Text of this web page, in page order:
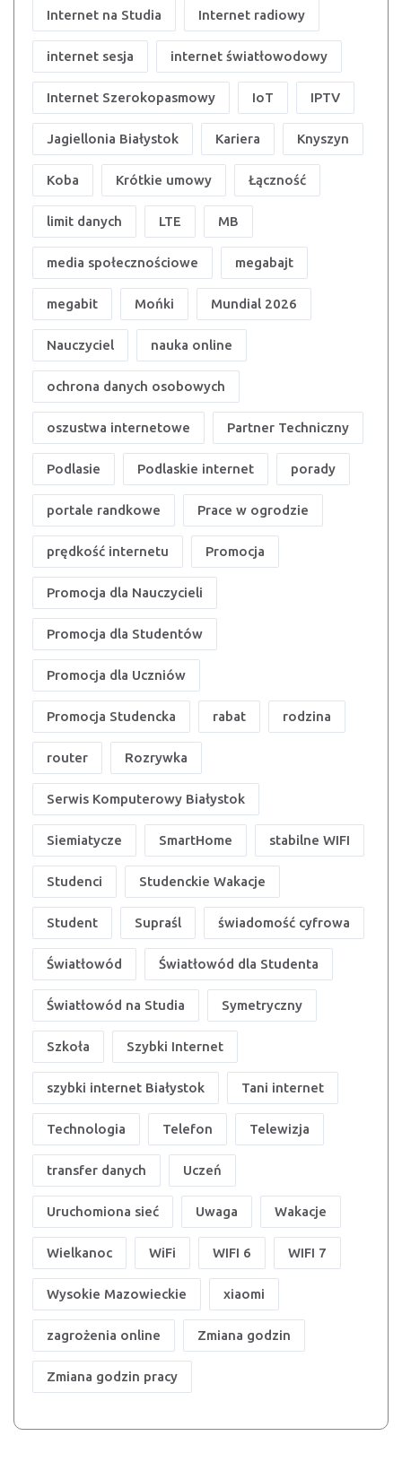
Internet na Studia Internet radiowy
internet sesja internet światłowodowy
Internet Szerokopasmowy IoT IPTV
Jagiellonia Białystok Kariera Knyszyn
Koba Krótkie umowy Łączność
limit danych LTE MB
media społecznościowe megabajt
megabit Mońki Mundial 2026
Nauczyciel nauka online
ochrona danych osobowych
oszustwa internetowe Partner Techniczny
Podlasie Podlaskie internet porady
portale randkowe Prace w ogrodzie
prędkość internetu Promocja
Promocja dla Nauczycieli
Promocja dla Studentów
Promocja dla Uczniów
Promocja Studencka rabat rodzina
router Rozrywka
Serwis Komputerowy Białystok
Siemiatycze SmartHome stabilne WIFI
Studenci Studenckie Wakacje
Student Supraśl świadomość cyfrowa
Światłowód Światłowód dla Studenta
Światłowód na Studia Symetryczny
Szkoła Szybki Internet
szybki internet Białystok Tani internet
Technologia Telefon Telewizja
transfer danych Uczeń
Uruchomiona sieć Uwaga Wakacje
Wielkanoc WiFi WIFI 6 WIFI 7
Wysokie Mazowieckie xiaomi
zagrożenia online Zmiana godzin
Zmiana godzin pracy